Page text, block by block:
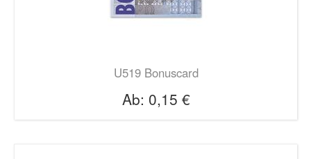
U519 Bonuscard
Ab: 0,15 €